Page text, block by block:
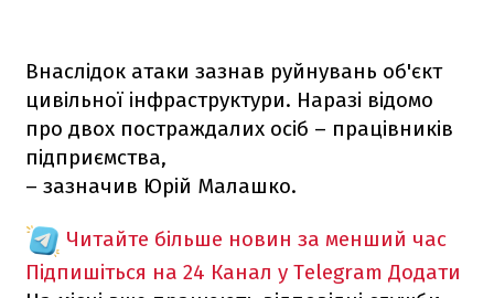
Внаслідок атаки зазнав руйнувань об'єкт
цивільної інфраструктури. Наразі відомо
про двох постраждалих осіб – працівників
підприємства,
– зазначив Юрій Малашко.
Читайте більше новин за менший час
Підпишіться на 24 Канал у Telegram Додати